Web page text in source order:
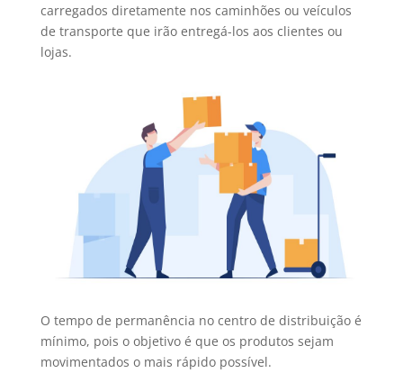
carregados diretamente nos caminhões ou veículos
de transporte que irão entregá-los aos clientes ou
lojas.
O tempo de permanência no centro de distribuição é
mínimo, pois o objetivo é que os produtos sejam
movimentados o mais rápido possível.